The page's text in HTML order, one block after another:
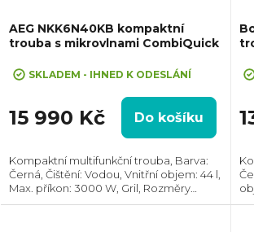
d
u
k
t
ů
r
o
d
u
k
AEG NKK6N40KB kompaktní
trouba s mikrovlnami CombiQuick
SKLADEM - IHNED K ODESLÁNÍ
15 990 Kč Do košíku
Kompaktní multifunkční trouba, Barva:
Černá, Čištění: Vodou, Vnitřní objem: 44 l,
Max. příkon: 3000 W, Gril, Rozměry
(VxŠxH): 455x595x567 mm, Teplotní